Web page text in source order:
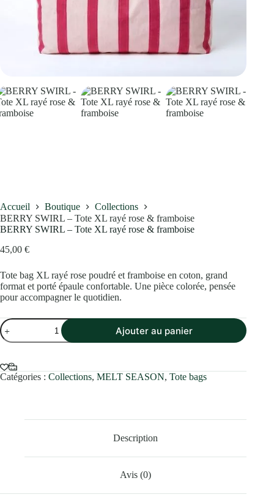
Accueil Boutique
Collections
BERRY SWIRL – Tote XL rayé rose & framboise
BERRY SWIRL – Tote XL rayé rose & framboise
45,00 €
Tote bag XL rayé rose poudré et framboise en coton, grand
format et porté épaule confortable. Une pièce colorée, pensée
pour accompagner le quotidien.
quantité
de
BERRY
-
Tote
Ajouter au panier
Catégories : Collections, MELT SEASON, Tote bags
Description
Avis (0)